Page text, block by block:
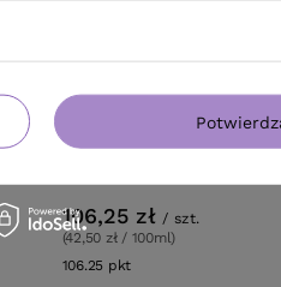
Pianka Davines MORE
objętość 250 ml
106,25 zł / szt.
(42,50 zł / 100ml)
106.25 pkt